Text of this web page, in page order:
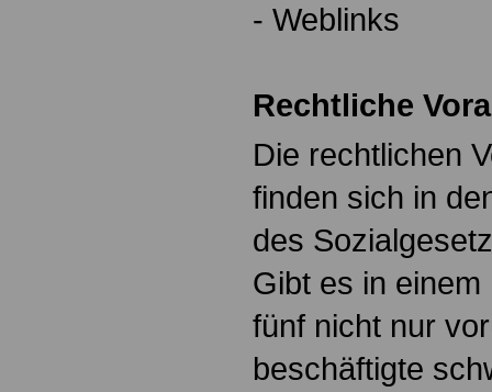
- Weblinks
Rechtliche
Die rechtlichen
finden sich in
des
Gibt es in
fünf nicht nur
beschäftigte